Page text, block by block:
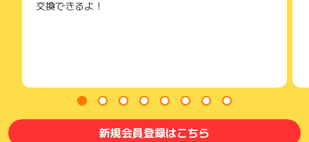
交換できるよ！
新規会員登録はこちら